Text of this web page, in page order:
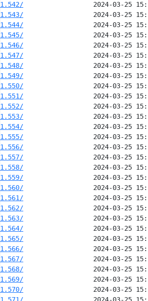
1.542/
1.543/
1.544/
1.545/
1.546/
1.547/
1.548/
1.549/
1.550/
1.551/
1.552/
1.553/
1.554/
1.555/
1.556/
1.557/
1.558/
1.559/
1.560/
1.561/
1.562/
1.563/
1.564/
1.565/
1.566/
1.567/
1.568/
1.569/
1.570/